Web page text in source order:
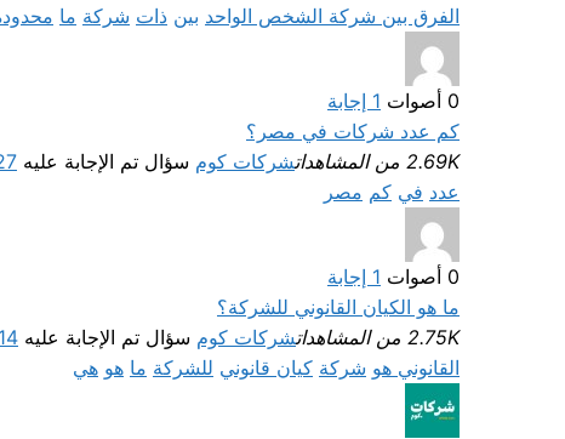
الفرق بين شركة الشخص الواحد بين ذات شركة ما
0 أصوات 1 إجابة
كم عدد شركات في مصر؟
2.69K من المشاهدات
شركات كوم سؤال تم الإجابة عليه 27
عدد في كم مصر
0 أصوات 1 إجابة
ما هو الكيان القانوني للشركة؟
2.75K من المشاهدات
شركات كوم سؤال تم الإجابة عليه 14 أغسطس، 2022
القانوني هو شركة كيان قانوني للشركة ما هو هي